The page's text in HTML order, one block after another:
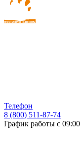
Телефон
8 (800) 511-87-74
График работы с 09:00